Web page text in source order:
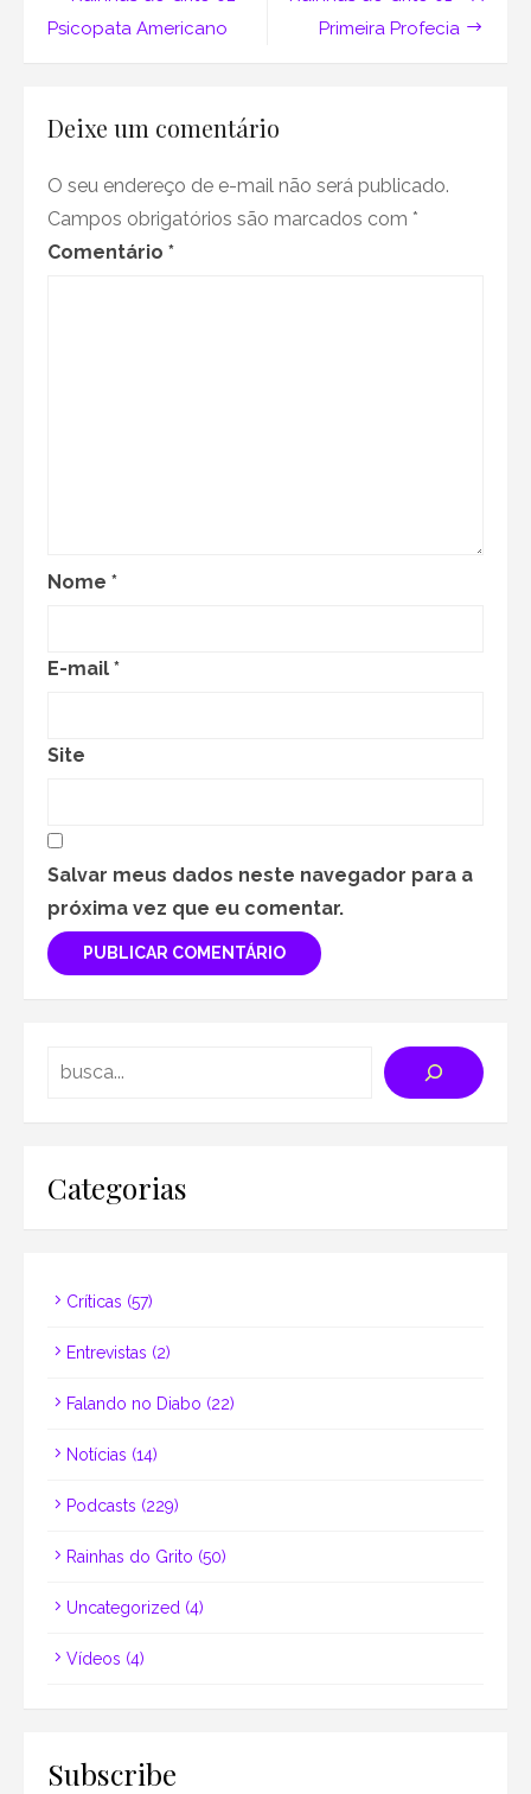
Rosemary,
de
Primeira Profecia
Psicopata Americano
Deixe um comentário
O seu endereço de e-mail não será publicado.
Campos obrigatórios são marcados com *
Comentário *
Nome *
E-mail *
Site
Salvar meus dados neste navegador para a
próxima vez que eu comentar.
Categorias
Críticas (57)
Entrevistas (2)
Falando no Diabo (22)
Notícias (14)
Podcasts (229)
Rainhas do Grito (50)
Uncategorized (4)
Vídeos (4)
Subscribe